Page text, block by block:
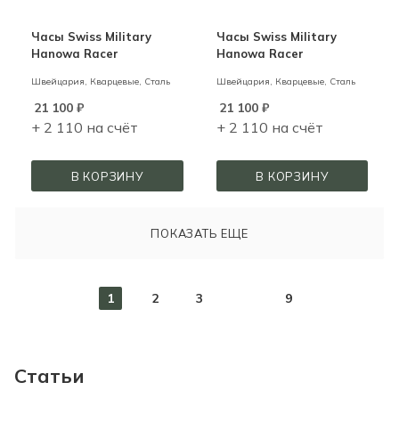
Часы Swiss Military
Hanowa Racer
Швейцария, Кварцевые, Сталь
21 100 ₽
+ 2 110 на счёт
В КОРЗИНУ
Часы Swiss Military
Hanowa Racer
Швейцария, Кварцевые, Сталь
21 100₽
+ 2 110 на счёт
В КОРЗИНУ
ПОКАЗАТЬ ЕЩЕ
1 2 3 9
Статьи